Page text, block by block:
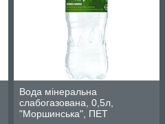
Вода мінеральна
слабогазована, 0,5л,
"Моршинська", ПЕТ